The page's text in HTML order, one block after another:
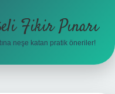
Fikir Pınarı
neşe katan pratik öneriler!